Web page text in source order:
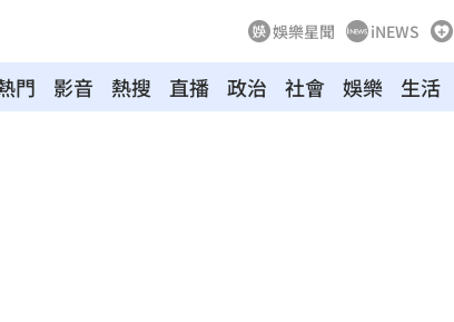
娛樂星聞 iNEWS
門 影音 熱搜 直播 政治 社會 娛樂 生活